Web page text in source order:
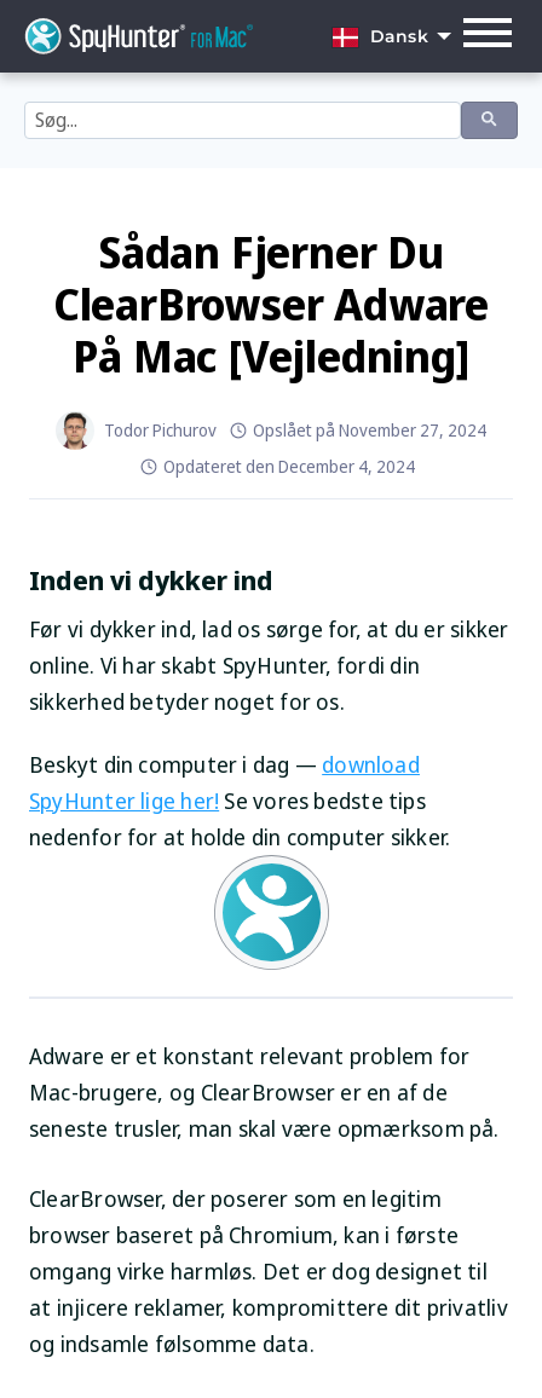
content
Dansk
English
Français
Italiano
Nederlands
Norsk
Português
Sådan Fjerner Du
ClearBrowser Adware
På Mac [Vejledning]
Todor Pichurov Opslået på November 27, 2024
Opdateret den December 4, 2024
Inden vi dykker ind
Før vi dykker ind, lad os sørge for, at du er sikker
online. Vi har skabt SpyHunter, fordi din
sikkerhed betyder noget for os.
Beskyt din computer i dag — download
SpyHunter lige her! Se vores bedste tips
nedenfor for at holde din computer sikker.
Adware er et konstant relevant problem for
Mac-brugere, og ClearBrowser er en af de
seneste trusler, man skal være opmærksom på.
ClearBrowser, der poserer som en legitim
browser baseret på Chromium, kan i første
omgang virke harmløs. Det er dog designet til
at injicere reklamer, kompromittere dit privatliv
og indsamle følsomme data.